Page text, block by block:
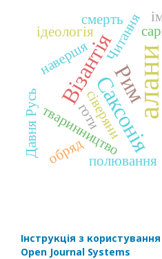
Рим
Візантія
Саксонія
полювання
сіверяни
тваринництво
готи
Давня Русь
Читання
ідеологія
навершя
обряд
смерть
Інструкція з користування
Open Journal Systems